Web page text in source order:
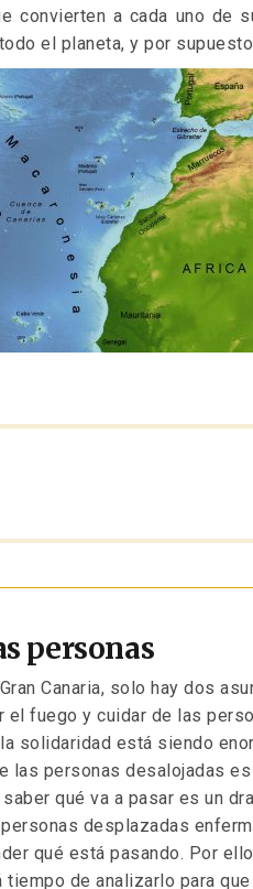
convierten a cada uno de
el planeta, y por
personas
Canaria, solo hay dos
el fuego y cuidar de las
solidaridad está siendo
las personas desalojadas
qué va a pasar es un
desplazadas
qué está pasando. Por
tiempo de analizarlo para